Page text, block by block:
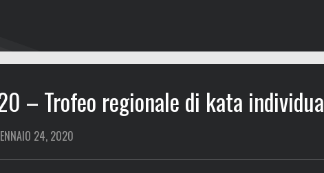
– Trofeo regionale di kata
24, 2020